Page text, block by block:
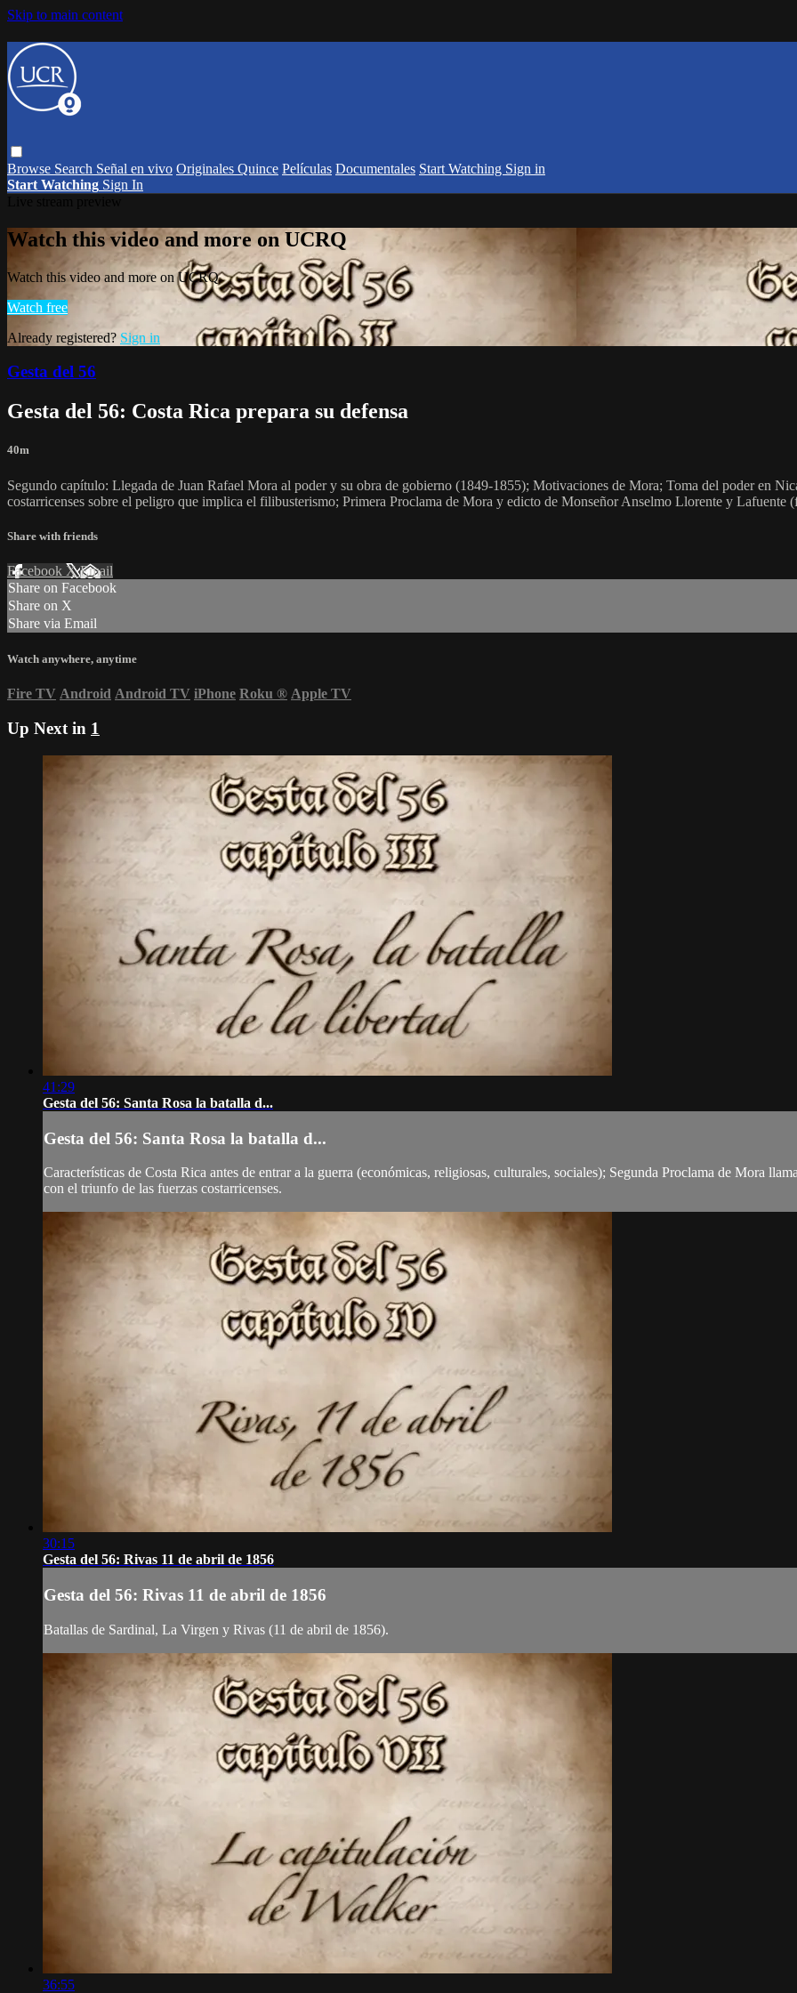
Skip to main content
Browse Search Señal en vivo Originales Quince Películas Documentales Start Watching Sign in
Start Watching Sign In
Watch this video and more on UCRQ
Watch this video and more on UCRQ
Watch free
Already registered? Sign in
Gesta del 56
Gesta del 56: Costa Rica prepara su defensa
40m
Segundo capítulo: Llegada de Juan Rafael Mora al poder y su obra de gobierno (1849-1855); Motivaciones de Mora; Toma del poder en
costarricenses sobre el peligro que implica el filibusterismo; Primera Proclama de Mora y edicto de Monseñor Anselmo Llorente y
Share with friends
Facebook XEmail
Share on Facebook
Share on X
Share via Email
Watch anywhere, anytime
Fire TV Android Android TV iPhone Roku ® Apple TV
Up Next in 1
41:29
Gesta del 56: Santa Rosa la batalla d...
Gesta del 56: Santa Rosa la batalla d...
Características de Costa Rica antes de entrar a la guerra (económicas, religiosas, culturales, sociales); Segunda Proclama de Mora
con el triunfo de las fuerzas costarricenses.
30:15
Gesta del 56: Rivas 11 de abril de 1856
Gesta del 56: Rivas 11 de abril de 1856
Batallas de Sardinal, La Virgen y Rivas (11 de abril de 1856).
36:55